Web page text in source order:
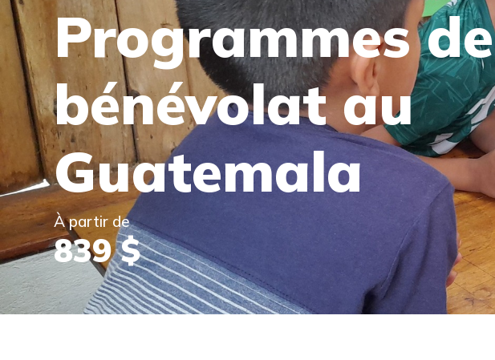
Programmes de
bénévolat au
Guatemala
À partir de
839 $